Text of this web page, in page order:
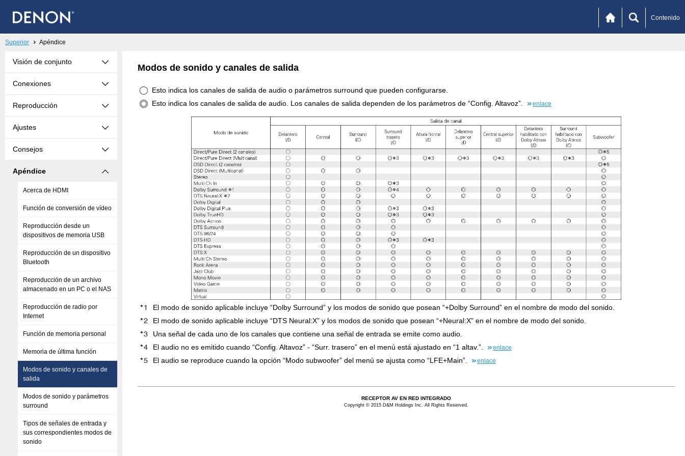
Contenido
Superior Apéndice
Visión de conjunto
Conexiones
Reproducción
Ajustes
Consejos
Apéndice
Acerca de HDMI
Función de conversión de vídeo
Reproducción desde un
dispositivos de memoria USB
Reproducción de un dispositivo
Bluetooth
Reproducción de un archivo
almacenado en un PC o el NAS
Reproducción de radio por
Internet
Función de memoria personal
Memoria de última función
Modos de sonido y canales de
salida
Modos de sonido y parámetros
surround
Tipos de señales de entrada y
sus correspondientes modos de
sonido
Modos de sonido y canales de salida
Esto indica los canales de salida de audio o parámetros surround que pueden configurarse.
Esto indica los canales de salida de audio. Los canales de salida dependen de los parámetros de “Config. Altavoz”.
enlace
El modo de sonido aplicable incluye “Dolby Surround” y los modos de sonido que posean “+Dolby Surround” en el nombre de modo del sonido.
El modo de sonido aplicable incluye “DTS Neural:X” y los modos de sonido que posean “+Neural:X” en el nombre de modo del sonido.
Una señal de cada uno de los canales que contiene una señal de entrada se emite como audio.
El audio no es emitido cuando “Config. Altavoz” - “Surr. trasero” en el menú está ajustado en “1 altav.”.
enlace
El audio se reproduce cuando la opción “Modo subwoofer” del menú se ajusta como “LFE+Main”. enlace
RECEPTOR AV EN RED INTEGRADO
Copyright © 2015 D&M Holdings Inc. All Rights Reserved.